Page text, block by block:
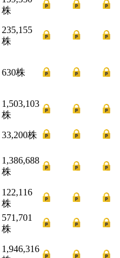
株
235,155
株
630株
1,503,103
株
33,200株
1,386,688
株
122,116
株
571,701
株
1,946,316